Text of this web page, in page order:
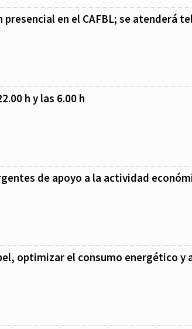
en el CAFBL; se atenderá
h y las 6.00 h
de apoyo a la actividad
optimizar el consumo energético